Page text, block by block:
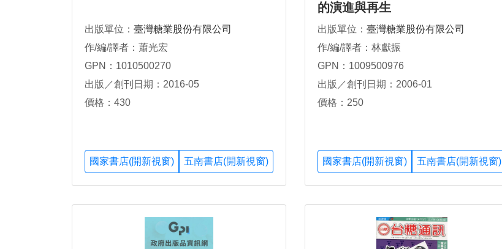
出版單位： 臺灣糖業股份有限公司
作/編/譯者：蕭光宏
GPN：1010500270
出版／創刊日期：2016-05
價格：430
國家書店(開新視窗) 五南書店(開新視窗)
的演進與再生
出版單位： 臺灣糖業股份有限公司
作/編/譯者：林獻振
GPN：1009500976
出版／創刊日期：2006-01
價格：250
國家書店(開新視窗) 五南書店(開新視窗)